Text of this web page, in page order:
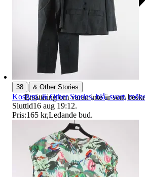
Ersättning om varan inte är som
38 | & Other Stories
Kostym, & Other Stories, blå, svart,
Sluttid16 aug 19:12.
Pris:165 kr,Ledande bud.